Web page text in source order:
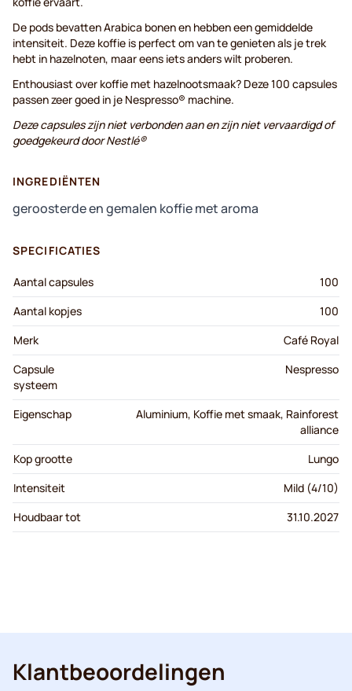
De pods bevatten Arabica bonen en hebben een gemiddelde
intensiteit. Deze koffie is perfect om van te genieten als je trek
hebt in hazelnoten, maar eens iets anders wilt proberen.
Enthousiast over koffie met hazelnootsmaak? Deze 100 capsules
passen zeer goed in je Nespresso® machine.
Deze capsules zijn niet verbonden aan en zijn niet vervaardigd of
goedgekeurd door Nestlé®
INGREDIËNTEN
geroosterde en gemalen koffie met aroma
SPECIFICATIES
Aantal capsules
100
Aantal kopjes
100
Merk
Café Royal
Capsule
systeem
Nespresso
Eigenschap
Aluminium, Koffie met smaak, Rainforest
alliance
Kop grootte
Lungo
Intensiteit
Mild (4/10)
Houdbaar tot
31.10.2027
Klantbeoordelingen